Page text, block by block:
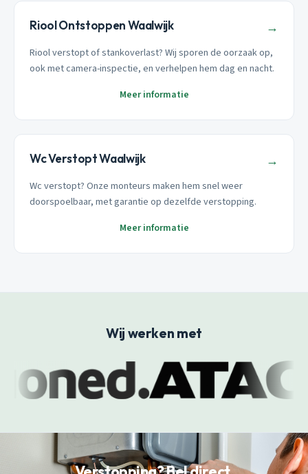
Riool Ontstoppen Waalwijk →
Riool verstopt of stankoverlast? Wij sporen de oorzaak op,
ook met camera-inspectie, en verhelpen hem dag en nacht.
Meer informatie
Wc Verstopt Waalwijk →
Wc verstopt? Onze monteurs maken hem snel weer
doorspoelbaar, met garantie op dezelfde verstopping.
Meer informatie
Wij werken met